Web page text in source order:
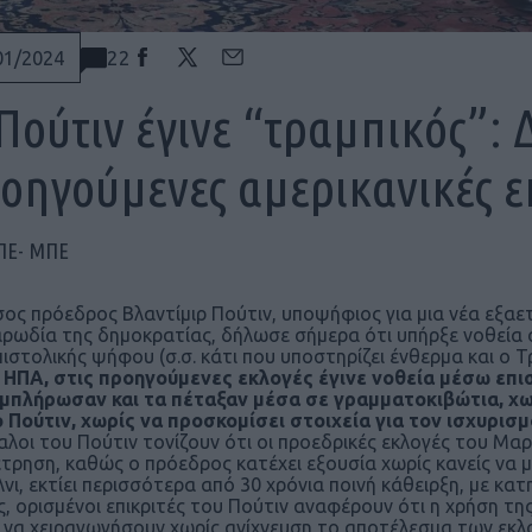
2024 22
έγινε “τραμπικός”:
αμερικανικές
ΜΠΕ
πρόεδρος Βλαντίμιρ Πούτιν, υποψήφιος για μια νέα
της δημοκρατίας, δήλωσε σήμερα ότι υπήρξε
ψήφου (σ.σ. κάτι που υποστηρίζει ένθερμα και ο
ΗΠΑ, στις προηγούμενες εκλογές έγινε νοθεία μέσω
και τα πέταξαν μέσα σε γραμματοκιβώτια,
Πούτιν, χωρίς να προσκομίσει στοιχεία για τον
του Πούτιν τονίζουν ότι οι προεδρικές εκλογές του
καθώς ο πρόεδρος κατέχει εξουσία χωρίς κανείς να
εκτίει περισσότερα από 30 χρόνια ποινή κάθειρξη, με
ορισμένοι επικριτές του Πούτιν αναφέρουν ότι η χρήση
να χειραγωγήσουν χωρίς ανίχνευση το αποτέλεσμα των